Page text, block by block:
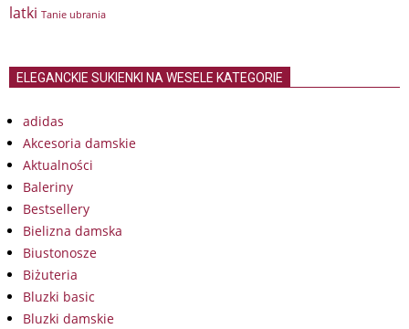
latki Tanie ubrania
ELEGANCKIE SUKIENKI NA WESELE KATEGORIE
adidas
Akcesoria damskie
Aktualności
Baleriny
Bestsellery
Bielizna damska
Biustonosze
Biżuteria
Bluzki basic
Bluzki damskie